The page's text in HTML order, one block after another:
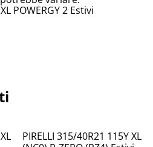
POWERGY 2 Estivi
%
PIRELLI 315/40R21 115Y XL